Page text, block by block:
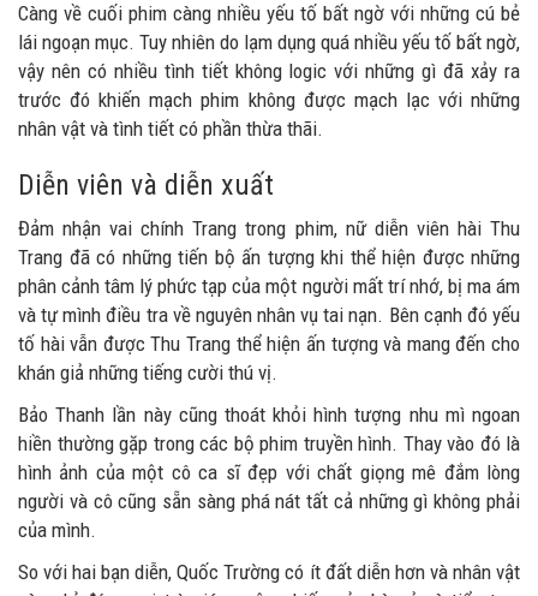
Càng về cuối phim càng nhiều yếu tố bất ngờ với những cú bẻ
lái ngoạn mục. Tuy nhiên do lạm dụng quá nhiều yếu tố bất ngờ,
vậy nên có nhiều tình tiết không logic với những gì đã xảy ra
trước đó khiến mạch phim không được mạch lạc với những
nhân vật và tình tiết có phần thừa thãi.
Diễn viên và diễn xuất
Đảm nhận vai chính Trang trong phim, nữ diễn viên hài Thu
Trang đã có những tiến bộ ấn tượng khi thể hiện được những
phân cảnh tâm lý phức tạp của một người mất trí nhớ, bị ma ám
và tự mình điều tra về nguyên nhân vụ tai nạn. Bên cạnh đó yếu
tố hài vẫn được Thu Trang thể hiện ấn tượng và mang đến cho
khán giả những tiếng cười thú vị.
Bảo Thanh lần này cũng thoát khỏi hình tượng nhu mì ngoan
hiền thường gặp trong các bộ phim truyền hình. Thay vào đó là
hình ảnh của một cô ca sĩ đẹp với chất giọng mê đắm lòng
người và cô cũng sẵn sàng phá nát tất cả những gì không phải
của mình.
So với hai bạn diễn, Quốc Trường có ít đất diễn hơn và nhân vật